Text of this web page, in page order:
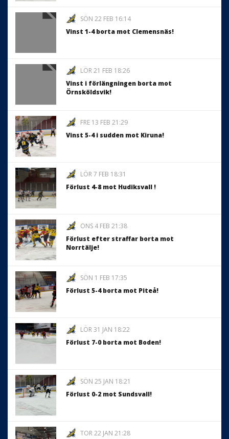
SÖN 22 FEB 16:14
Vinst 1-4 borta mot Clemensnäs!
LÖR 21 FEB 18:26
Vinst i förlängningen borta mot
Örnsköldsvik!
FRE 13 FEB 21:29
Vinst 5-4 i sudden mot Kiruna!
LÖR 7 FEB 18:31
Förlust 4-8 mot Hudiksvall !
ONS 4 FEB 21:38
Förlust efter straffar borta mot
Norrtälje!
SÖN 1 FEB 17:35
Förlust 5-4 borta mot Piteå!
LÖR 31 JAN 18:22
Förlust 7-0 borta mot Boden!
SÖN 25 JAN 18:21
Förlust 0-2 mot Sundsvall!
TOR 22 JAN 21:28